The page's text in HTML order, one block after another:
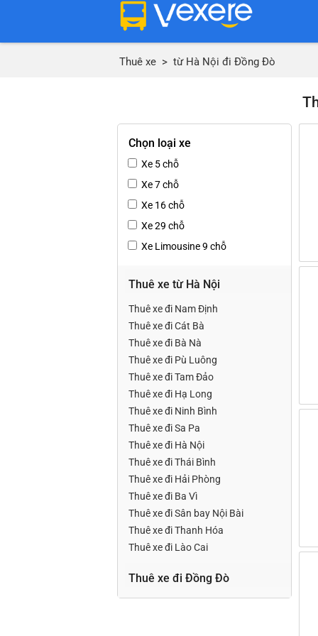
Thuê xe > từ Hà Nội đi Đồng Đò
Chọn loại xe
Xe 5 chỗ
Xe 7 chỗ
Xe 16 chỗ
Xe 29 chỗ
Xe Limousine 9 chỗ
Thuê xe từ Hà Nội
Thuê xe đi Nam Định
Thuê xe đi Cát Bà
Thuê xe đi Bà Nà
Thuê xe đi Pù Luông
Thuê xe đi Tam Đảo
Thuê xe đi Hạ Long
Thuê xe đi Ninh Bình
Thuê xe đi Sa Pa
Thuê xe đi Hà Nội
Thuê xe đi Thái Bình
Thuê xe đi Hải Phòng
Thuê xe đi Ba Vì
Thuê xe đi Sân bay Nội Bài
Thuê xe đi Thanh Hóa
Thuê xe đi Lào Cai
Thuê xe đi Đồng Đò